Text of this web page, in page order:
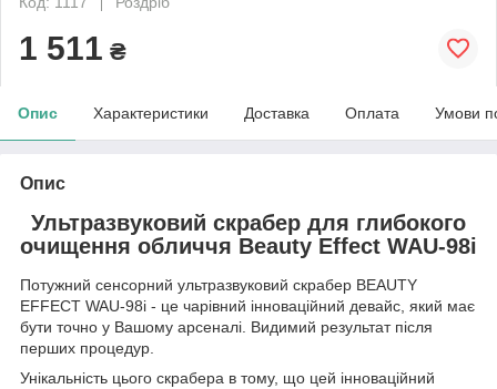
1 511 ₴
Опис Характеристики Доставка Оплата Умови
Опис
Ультразвуковий скрабер для глибокого
очищення обличчя Beauty Effect WAU-98i
Потужний сенсорний ультразвуковий скрабер BEAUTY
EFFECT WAU-98i - це чарівний інноваційний девайс, який має
бути точно у Вашому арсеналі. Видимий результат після
перших процедур.
Унікальність цього скрабера в тому, що цей інноваційний